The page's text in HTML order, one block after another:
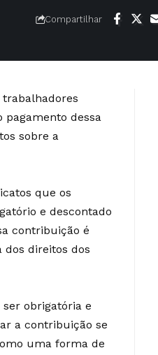
Compartilhar
pagamento dessa
sobre a
que os
e descontado
contribuição é
dos direitos dos
obrigatória e
a contribuição se
uma forma de